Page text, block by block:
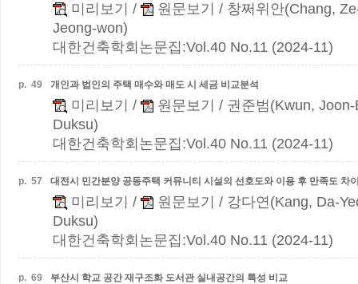
미리보기 / 원문보기
/ 창쩌위안(Chang,
Jeong-won)
대한건축학회논문집:Vol.40 No.11 (2024-11)
p. 49 개인과 법인의 주택 매수와 매도 시 세금 비교분석
미리보기 / 원문보기
/ 권준범(Kwun,
Duksu)
대한건축학회논문집:Vol.40 No.11 (2024-11)
p. 57 대전시 민간분양 공동주택 커뮤니티 시설의 선호도와 이용 후 만족도 차
미리보기 / 원문보기
/ 강다연(Kang, Da-
Duksu)
대한건축학회논문집:Vol.40 No.11 (2024-11)
p. 69 부산시 학교 공간 재구조화 도서관 실내공간의 특성 비교